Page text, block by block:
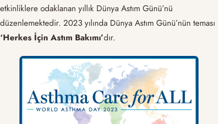
etkinliklere odaklanan yıllık Dünya Astım Günü’nü
düzenlemektedir. 2023 yılında Dünya Astım Günü’nün teması
‘Herkes İçin Astım Bakımı’dır.